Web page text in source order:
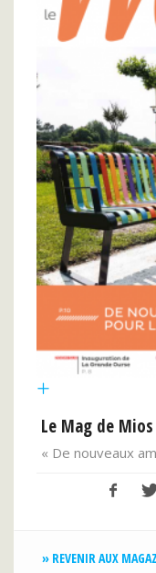
Le Mag de
« De nouveaux
» REVENIR AUX